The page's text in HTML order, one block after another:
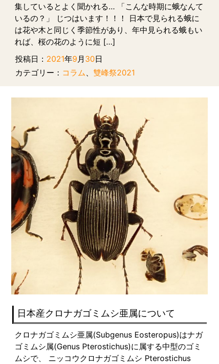
集しているとよく聞かれる… 「こんな時期に蛾なんて
いるの？」 じつはいます！！！ 日本で見られる蛾に
は花や木と同じく季節性があり、年中見られる蛾もい
れば、桜の花のように短 […]
投稿日： 2021年9 月 30日
カテゴリー： コラム 雙峰祭2021
日本産クロナガゴミムシ亜属について
クロナガゴミムシ亜属(Subgenus Eosteropus)はナガ
ゴミムシ属(Genus Pterostichus)に属する中型のゴミ
ムシで、 ニッコウクロナガゴミムシ Pterostichus